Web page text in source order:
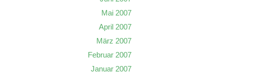
Mai 2007
April 2007
März 2007
Februar 2007
Januar 2007